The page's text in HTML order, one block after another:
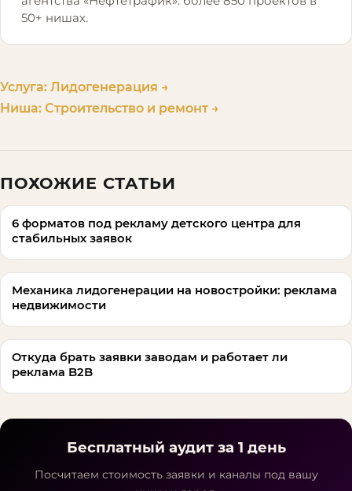
50+ нишах.
Услуга: Лидогенерация →
Ниша: Строительство и ремонт →
ПОХОЖИЕ СТАТЬИ
6 форматов под рекламу детского центра для
стабильных заявок
Механика лидогенерации на новостройки: реклама
недвижимости
Откуда брать заявки заводам и работает ли
реклама B2B
Бесплатный аудит за 1 день
Посчитаем стоимость заявки и каналы под вашу